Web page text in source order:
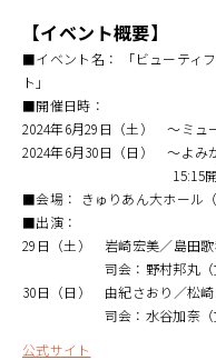
【イベント概要】
■イベント名： 「ビューティ
ト」
■開催日時：
2024年6月29日（土） ～ミュ
2024年6月30日（日） ～よ
15:15開場／16:00
■会場： きゅりあん大ホール
■出演：
29日（土） 岩崎宏美／島田歌
司会：野村邦丸（文化
30日（日） 由紀さおり／松
司会：水谷加奈（文化
公式サイト